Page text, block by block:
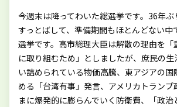
今週末は降ってわいた総選挙です。36年
すっとばして、準備期間もほとんどない中
選挙です。高市総理大臣は解散の理由を「
に取り組むため」としましたが、庶民の
い詰められている物価高騰、東アジアの
める「台湾有事」発言、アメリカトランプ
まに爆発的に膨らんでいく防衛費、「政